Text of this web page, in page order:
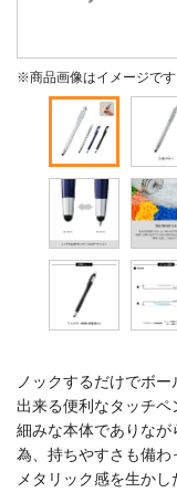
※商品画像はイメージです
ノックするだけでボ
出来る便利なタッチペ
細みな本体でありなが
為、持ちやすさも備わ
メタリック感を生かし